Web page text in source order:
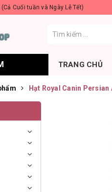
Cuối tuần và Ngày Lễ Tết)
TRANG CHỦ
Hạt Royal Canin Persian